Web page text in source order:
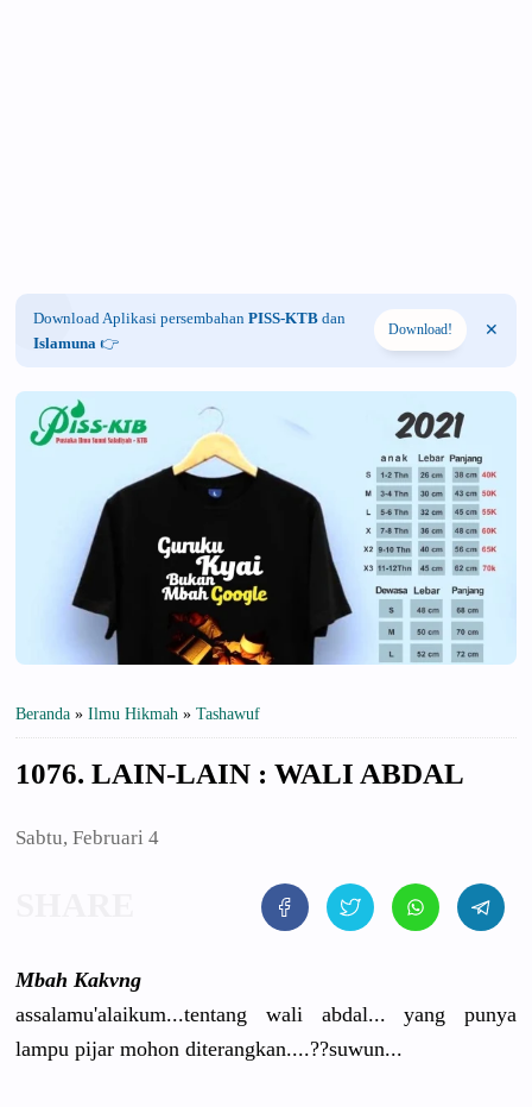
Download Aplikasi persembahan PISS-KTB dan
Islamuna 👉
Download!
Beranda » Ilmu Hikmah » Tashawuf
1076. LAIN-LAIN : WALI ABDAL
Sabtu, Februari 4
Mbah Kakvng
assalamu'alaikum...tentang wali abdal... yang punya
lampu pijar mohon diterangkan....??suwun...